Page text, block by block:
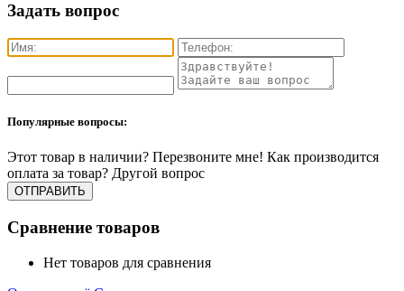
Задать вопрос
Популярные вопросы:
Этот товар в наличии? Перезвоните мне! Как производится
оплата за товар? Другой вопрос
Сравнение товаров
Нет товаров для сравнения